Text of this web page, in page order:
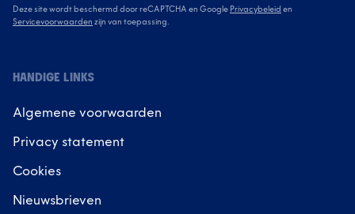
Deze site wordt beschermd door reCAPTCHA en Google Privacybeleid en
Servicevoorwaarden zijn van toepassing.
HANDIGE LINKS
Algemene voorwaarden
Privacy statement
Cookies
Nieuwsbrieven